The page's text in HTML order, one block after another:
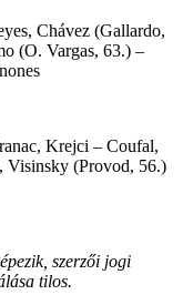
Chávez (Gallardo,
(O. Vargas, 63.) –
Krejci – Coufal,
Visinsky (Provod, 56.)
szerzői jogi
tilos.